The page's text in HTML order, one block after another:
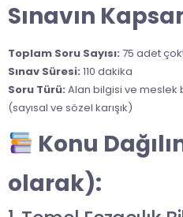
Sınavın
Toplam Soru Sayısı: 75 adet
Sınav Süresi: 110 dakika
Soru Türü: Alan bilgisi ve meslek
(sayısal ve sözel karışık)
Konu
olarak):